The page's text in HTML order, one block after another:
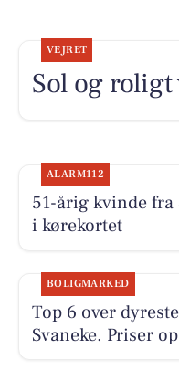
VEJRET
Sol og
ALARM112
51-årig kvinde fra
i kørekortet
BOLIGMARKED
Top 6 over
Svaneke. Priser